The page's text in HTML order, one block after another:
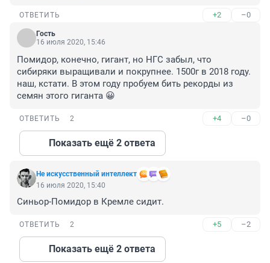
ОТВЕТИТЬ +2 –0
Гость
16 июля 2020, 15:46
Помидор, конечно, гигант, но НГС забыл, что
сибиряки выращивали и покрупнее. 1500г в 2018 году.
наш, кстати. В этом году пробуем бить рекорды из
семян этого гиганта 😀
ОТВЕТИТЬ 2 +4 –0
Показать ещё 2 ответа
Не искусственный интеллект
16 июля 2020, 15:40
Синьор-Помидор в Кремле сидит.
ОТВЕТИТЬ 2 +5 –2
Показать ещё 2 ответа